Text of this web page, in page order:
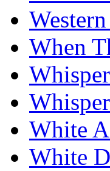
When
White
White